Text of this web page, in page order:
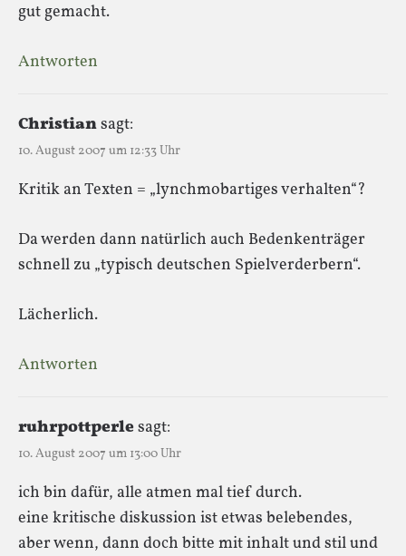
gut gemacht.
Antworten
Christiansagt:
10. August 2007 um 12:33 Uhr
Kritik an Texten = „lynchmobartiges verhalten“?
Da werden dann natürlich auch Bedenkenträger
schnell zu „typisch deutschen Spielverderbern“.
Lächerlich.
Antworten
ruhrpottperlesagt:
10. August 2007 um 13:00 Uhr
ich bin dafür, alle atmen mal tief durch.
eine kritische diskussion ist etwas belebendes,
aber wenn, dann doch bitte mit inhalt und stil und